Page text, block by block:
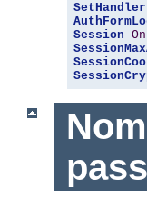
SetHandler
Session On